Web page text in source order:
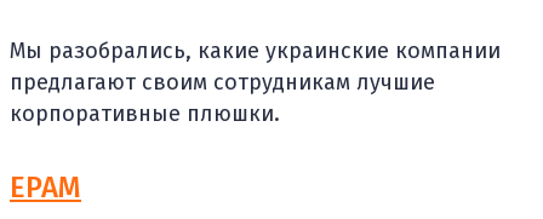
Мы разобрались, какие украинские компании
предлагают своим сотрудникам лучшие
корпоративные плюшки.
EPAM